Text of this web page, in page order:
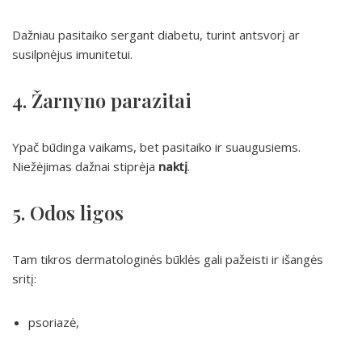
Dažniau pasitaiko sergant diabetu, turint antsvorį ar
susilpnėjus imunitetui.
4. Žarnyno parazitai
Ypač būdinga vaikams, bet pasitaiko ir suaugusiems.
Niežėjimas dažnai stiprėja naktį.
5. Odos ligos
Tam tikros dermatologinės būklės gali pažeisti ir išangės
sritį:
psoriazė,